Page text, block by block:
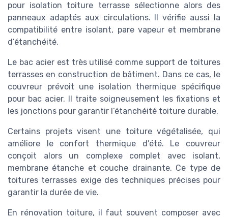
pour isolation toiture terrasse sélectionne alors des
panneaux adaptés aux circulations. Il vérifie aussi la
compatibilité entre isolant, pare vapeur et membrane
d’étanchéité.
Le bac acier est très utilisé comme support de toitures
terrasses en construction de bâtiment. Dans ce cas, le
couvreur prévoit une isolation thermique spécifique
pour bac acier. Il traite soigneusement les fixations et
les jonctions pour garantir l’étanchéité toiture durable.
Certains projets visent une toiture végétalisée, qui
améliore le confort thermique d’été. Le couvreur
conçoit alors un complexe complet avec isolant,
membrane étanche et couche drainante. Ce type de
toitures terrasses exige des techniques précises pour
garantir la durée de vie.
En rénovation toiture, il faut souvent composer avec